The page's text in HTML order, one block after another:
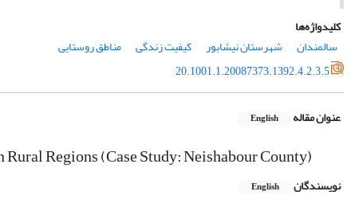
کلیدواژه‌ها
سالمندان
شهرستان نیشابور کیفیت زندگی
مناطق روستایی
20.1001.1.20087373.1392.4.2.3.5
عنوان مقاله English
Regions (Case Study: Neishabour County)
نویسندگان English